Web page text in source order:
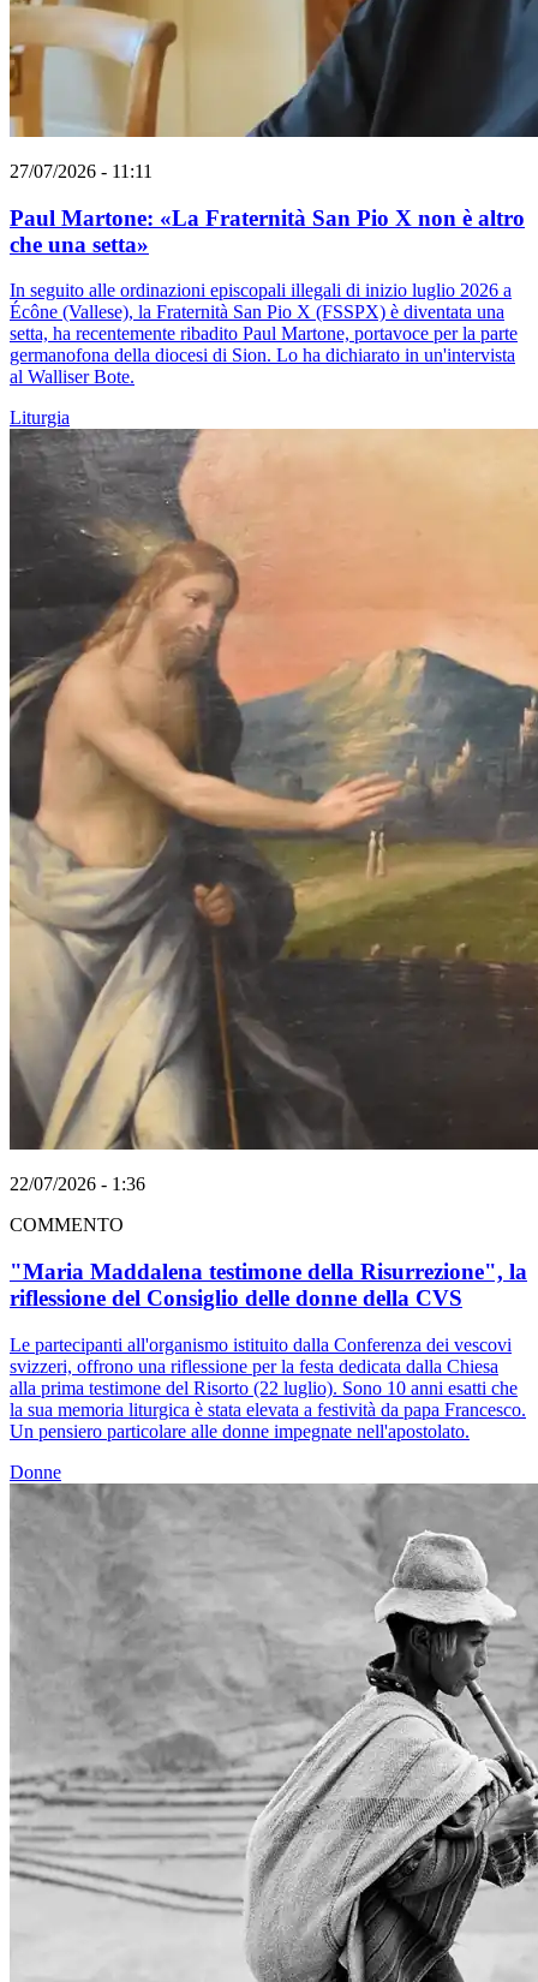
27/07/2026 - 11:11
Paul Martone: «La Fraternità San Pio X non è altro
che una setta»
In seguito alle ordinazioni episcopali illegali di inizio luglio 2026 a
Écône (Vallese), la Fraternità San Pio X (FSSPX) è diventata una
setta, ha recentemente ribadito Paul Martone, portavoce per la parte
germanofona della diocesi di Sion. Lo ha dichiarato in un'intervista
al Walliser Bote.
Liturgia
22/07/2026 - 1:36
COMMENTO
"Maria Maddalena testimone della Risurrezione", la
riflessione del Consiglio delle donne della CVS
Le partecipanti all'organismo istituito dalla Conferenza dei vescovi
svizzeri, offrono una riflessione per la festa dedicata dalla Chiesa
alla prima testimone del Risorto (22 luglio). Sono 10 anni esatti che
la sua memoria liturgica è stata elevata a festività da papa Francesco.
Un pensiero particolare alle donne impegnate nell'apostolato.
Donne